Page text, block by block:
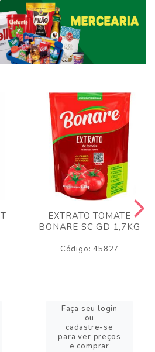
EXTRATO TOMATE
BONARE SC GD 1,7KG
Código: 45827
Faça seu login
ou
cadastre-se
para ver preços
e comprar